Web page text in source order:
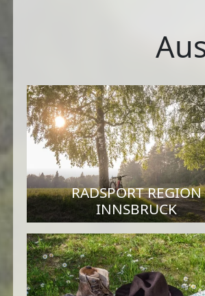
RADSPORT REGION
INNSBRUCK